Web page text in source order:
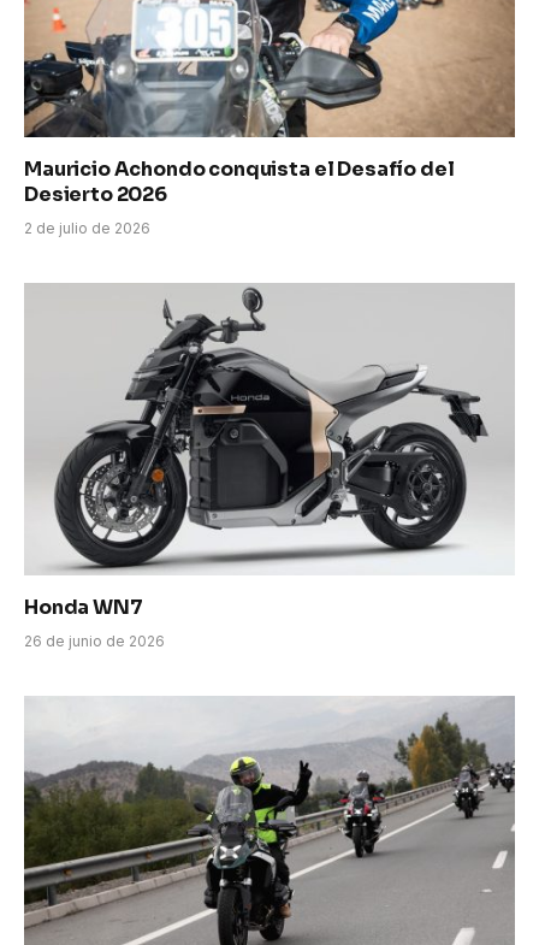
Mauricio Achondo conquista el Desafío del
Desierto 2026
2 de julio de 2026
Honda WN7
26 de junio de 2026